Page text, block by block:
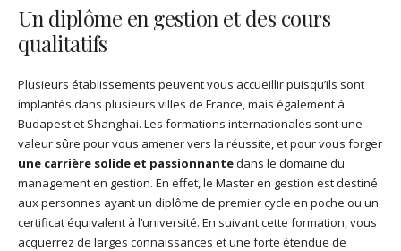
Un diplôme en gestion et des cours
qualitatifs
Plusieurs établissements peuvent vous accueillir puisqu’ils sont
implantés dans plusieurs villes de France, mais également à
Budapest et Shanghai. Les formations internationales sont une
valeur sûre pour vous amener vers la réussite, et pour vous forger
une carrière solide et passionnantedans le domaine du
management en gestion. En effet, le Master en gestion est destiné
aux personnes ayant un diplôme de premier cycle en poche ou un
certificat équivalent à l’université. En suivant cette formation, vous
acquerrez de larges connaissances et une forte étendue de